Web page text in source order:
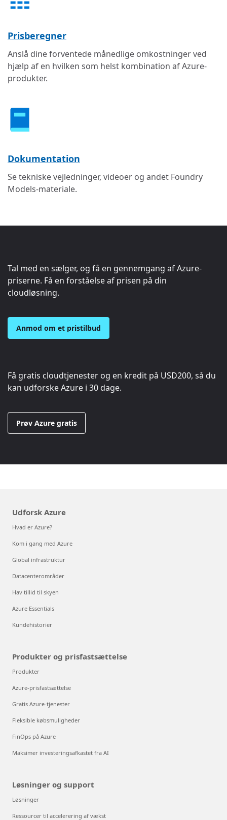
Prisberegner
Anslå dine forventede månedlige omkostninger ved
hjælp af en hvilken som helst kombination af Azure-
produkter.
Dokumentation
Se tekniske vejledninger, videoer og andet Foundry
Models-materiale.
Tal med en sælger, og få en gennemgang af Azure-
priserne. Få en forståelse af prisen på din
cloudløsning.
Anmod om et pristilbud
Få gratis cloudtjenester og en kredit på USD200, så du
kan udforske Azure i 30 dage.
Prøv Azure gratis
Udforsk Azure
Hvad er Azure?
Kom i gang med Azure
Global infrastruktur
Datacenterområder
Hav tillid til skyen
Azure Essentials
Kundehistorier
Produkter og prisfastsættelse
Produkter
Azure-prisfastsættelse
Gratis Azure-tjenester
Fleksible købsmuligheder
FinOps på Azure
Maksimer investeringsafkastet fra AI
Løsninger og support
Løsninger
Ressourcer til accelerering af vækst